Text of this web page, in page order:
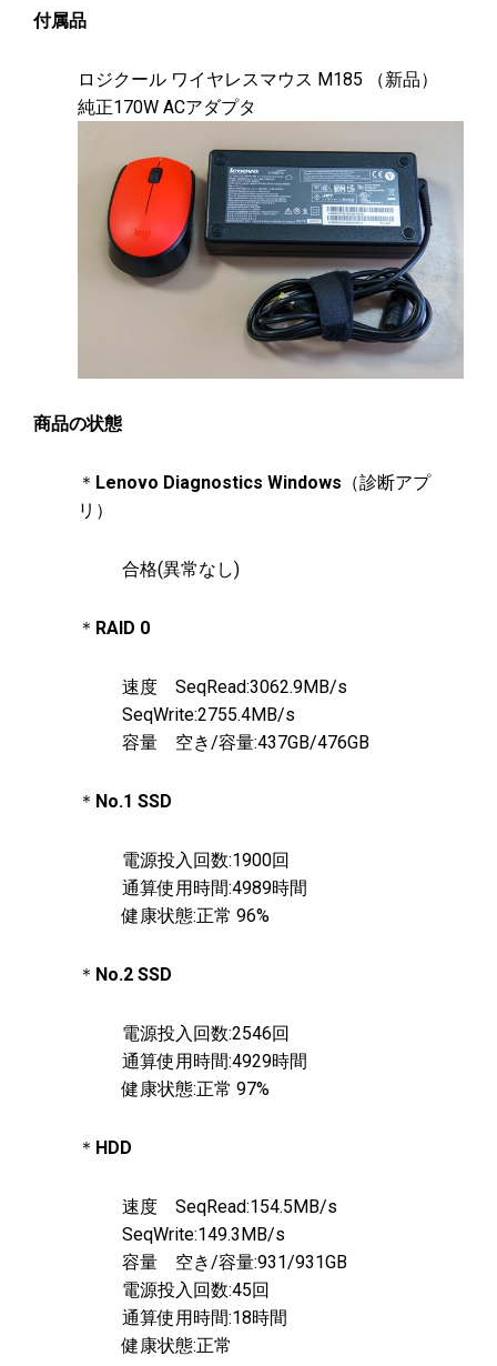
付属品
ロジクール ワイヤレスマウス M185 （新品）
純正170W ACアダプタ
商品の状態
＊ Lenovo Diagnostics Windows （診断アプ
リ）
合格(異常なし)
＊ RAID 0
速度 SeqRead:3062.9MB/s
SeqWrite:2755.4MB/s
容量 空き/容量:437GB/476GB
＊ No.1 SSD
電源投入回数:1900回
通算使用時間:4989時間
健康状態:正常 96%
＊ No.2 SSD
電源投入回数:2546回
通算使用時間:4929時間
健康状態:正常 97%
＊ HDD
速度 SeqRead:154.5MB/s
SeqWrite:149.3MB/s
容量 空き/容量:931/931GB
電源投入回数:45回
通算使用時間:18時間
健康状態:正常